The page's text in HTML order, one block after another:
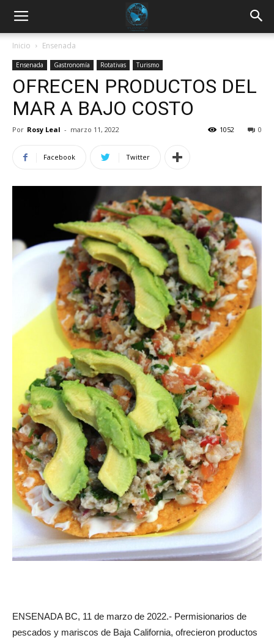
Inicio Ensenada
Ensenada Gastronomía Rotativas Turismo
OFRECEN PRODUCTOS DEL
MAR A BAJO COSTO
Por Rosy Leal - marzo 11, 2022 0
1052
Facebook Twitter
ENSENADA BC, 11 de marzo de 2022.- Permisionarios de
pescados y mariscos de Baja California, ofrecieron productos